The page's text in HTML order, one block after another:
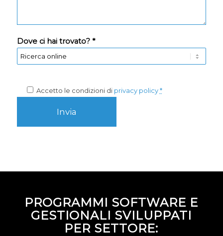
Dove ci hai trovato? *
Accetto le condizioni di privacy policy *
PROGRAMMI SOFTWARE E
GESTIONALI SVILUPPATI
PER SETTORE: